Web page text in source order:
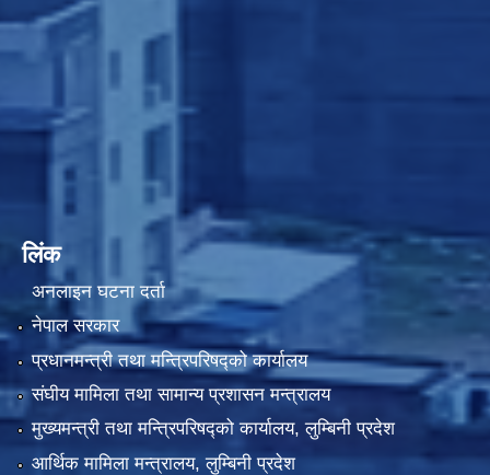
लिंक
अनलाइन घटना दर्ता
नेपाल सरकार
प्रधानमन्त्री तथा मन्त्रिपरिषद्को कार्यालय
संघीय मामिला तथा सामान्य प्रशासन मन्त्रालय
मुख्यमन्त्री तथा मन्त्रिपरिषद्को कार्यालय, लुम्बिनी प्रदेश
आर्थिक मामिला मन्त्रालय, लुम्बिनी प्रदेश